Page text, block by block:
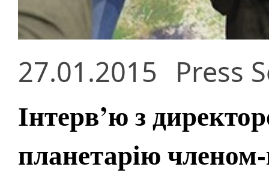
27.01.2015 Press
Інтерв’ю з
планетарію